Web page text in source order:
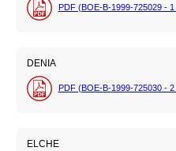
PDF (BOE-B-1999-725029 - 1
DENIA
PDF (BOE-B-1999-725030 - 2
ELCHE